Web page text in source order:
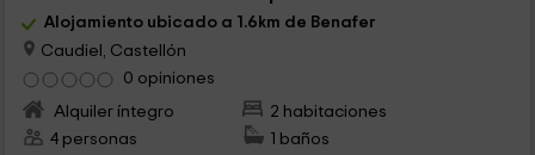
Alojamiento ubicado a 1.6km de Benafer
Caudiel, Castellón
0 opiniones
Alquiler íntegro
2 habitaciones
4 personas
1 baños